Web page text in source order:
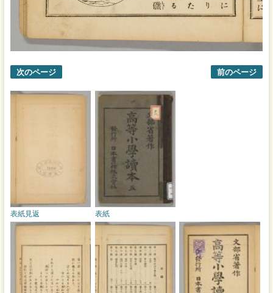
次のページ 前のページ
表紙
表紙見返